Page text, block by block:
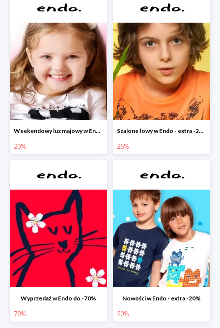
Weekendowy luz majowy w Endo - dodatkowe -20% na wszystko
20%
Szalone łowy w Endo - extra -25% na nowości
25%
Wyprzedaż w Endo do -70%
70%
Nowości w Endo - extra -20%
20%